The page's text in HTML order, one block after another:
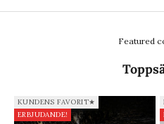
Featured
KUNDENS FAVORIT★
ERBJUDANDE!